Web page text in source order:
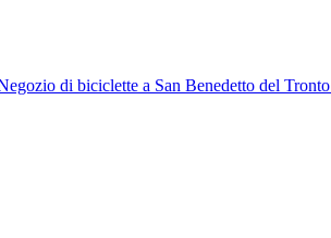
di biciclette a San Benedetto del Tronto